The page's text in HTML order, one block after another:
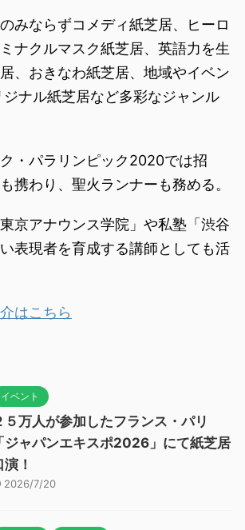
みならずコメディ紙芝居、ヒーロ
ナクルマスク紙芝居、英語力を生
、おきなわ紙芝居、地域やイベン
ジナル紙芝居など多彩なジャンル
・パラリンピック2020では招
携わり、聖火ランナーも務める。
京アナウンス学院」や私塾「渋谷
表現者を育成する講師としても活
はこちら
イベント
５万人が参加したフランス・パリ
「ジャパンエキスポ2026」にて紙芝居
演！
2026/7/20